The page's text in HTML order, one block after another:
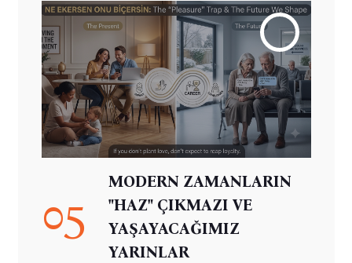
05
MODERN ZAMANLARIN
"HAZ" ÇIKMAZI VE
YAŞAYACAĞIMIZ
YARINLAR